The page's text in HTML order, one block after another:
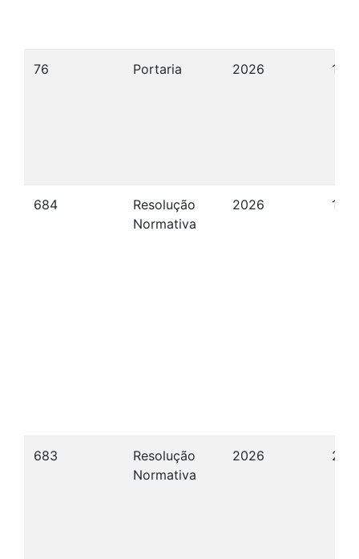
76 Portaria 2026 18/
684
Resolução
Normativa
2026 14/
683
Resolução
Normativa
2026 23/